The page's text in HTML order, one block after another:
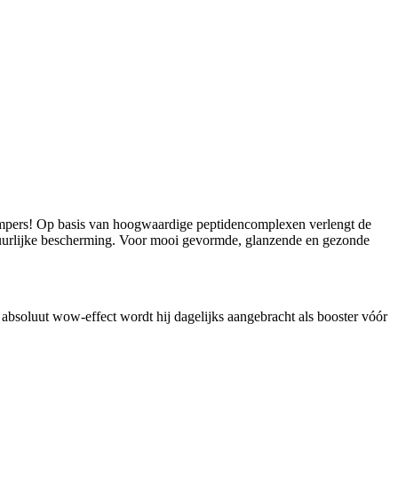
Op basis van hoogwaardige peptidencomplexen verlengt de
bescherming. Voor mooi gevormde, glanzende en gezonde
wow-effect wordt hij dagelijks aangebracht als booster vóór